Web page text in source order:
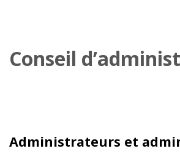
Conseil
Administrateurs et